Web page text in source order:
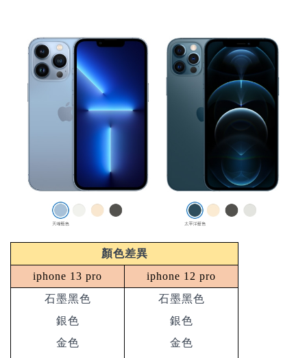
顏色差異
iphone 13 pro
iphone 12 pro
石墨黑色
銀色
金色
石墨黑色
銀色
金色